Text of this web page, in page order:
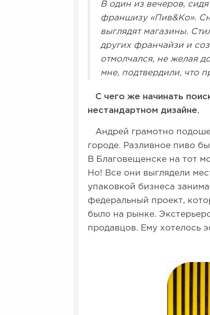
В один из вечеров,
франшизу «Пив&Ко».
выглядят магазины.
других франчайзи и
отмолчался, не желая
мне, подтвердили, что
С чего же начинать
нестандартном дизайне.
Андрей грамотно
городе. Разливное пиво
В Благовещенске на тот
Но! Все они выглядели
упаковкой бизнеса
федеральный проект,
было на рынке.
продавцов. Ему хотелось